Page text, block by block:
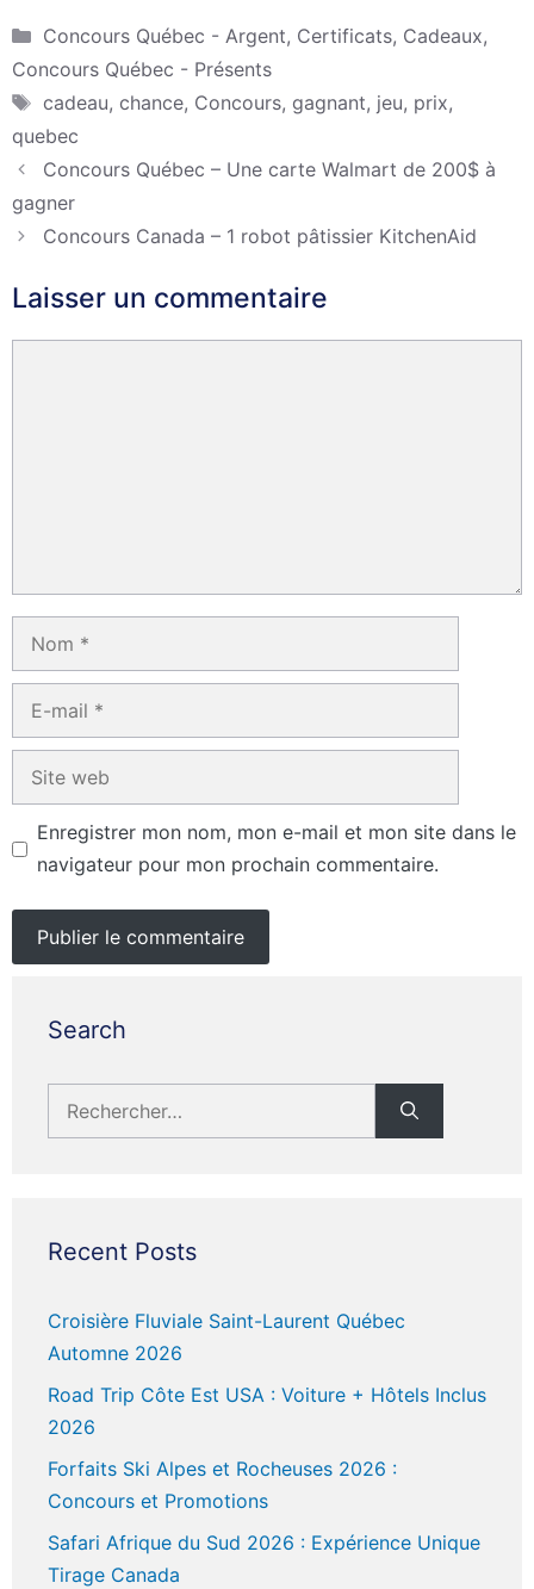
Catégories
Concours Québec - Argent, Certificats, Cadeaux,
Concours Québec - Présents
Étiquettes
cadeau, chance, Concours, gagnant, jeu, prix,
quebec
Concours Québec – Une carte Walmart de 200$ à
gagner
Concours Canada – 1 robot pâtissier KitchenAid
Laisser un commentaire
Nom
Site
Enregistrer mon nom, mon e-mail et mon site dans le
navigateur pour mon prochain commentaire.
Search
Rechercher :
Recent Posts
Croisière Fluviale Saint-Laurent Québec
Automne 2026
Road Trip Côte Est USA : Voiture + Hôtels Inclus
2026
Forfaits Ski Alpes et Rocheuses 2026 :
Concours et Promotions
Safari Afrique du Sud 2026 : Expérience Unique
Tirage Canada